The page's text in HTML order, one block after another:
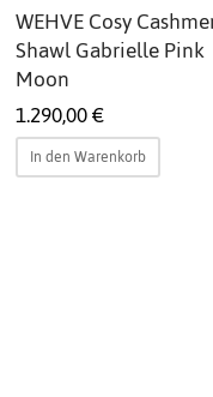
WEHVE Cosy
Shawl Gabrielle Pink
Moon
1.290,00€
In den Warenkorb